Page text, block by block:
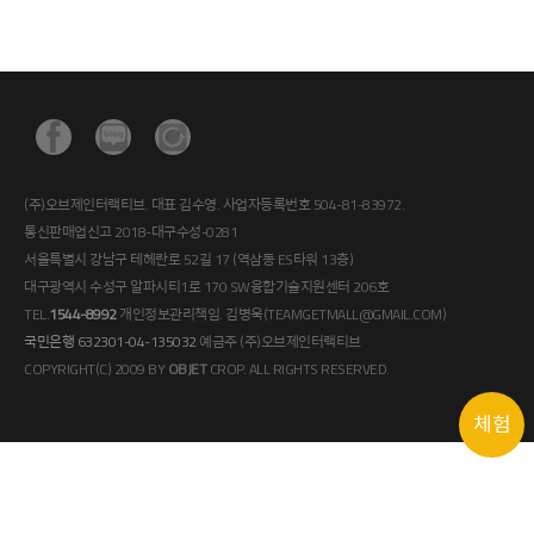
(주)오브제인터랙티브. 대표 김수영. 사업자등록번호 504-81-83972.
통신판매업신고 2018-대구수성-0281
서울특별시 강남구 테헤란로 52길 17 (역삼동 ES타워 13층)
대구광역시 수성구 알파시티1로 170 SW융합기술지원센터 206호
TEL.1544-8992개인정보관리책임. 김병욱(TEAMGETMALL@GMAIL.COM)
국민은행 632301-04-135032 예금주 (주)오브제인터랙티브
COPYRIGHT(C) 2009 BYOBJETCROP. ALL RIGHTS RESERVED.
체험